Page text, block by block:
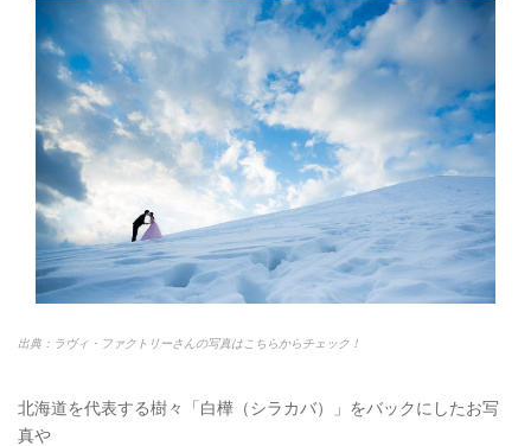
出典：ラヴィ・ファクトリーさんの写真はこちらからチェック！
北海道を代表する樹々「白樺（シラカバ）」をバックにしたお写
真や